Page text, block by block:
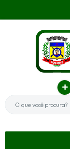
O que você procura?